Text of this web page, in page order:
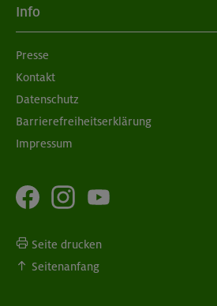
Info
Presse
Kontakt
Datenschutz
Barrierefreiheitserklärung
Impressum
Seite drucken
Seitenanfang